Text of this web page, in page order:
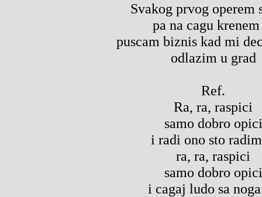
Svakog prvog operem
pa na cagu
puscam biznis kad mi
odlazim u grad
Ref.
Ra, ra, raspici
samo dobro opici
i radi ono sto
ra, ra, raspici
samo dobro opici
i cagaj ludo sa